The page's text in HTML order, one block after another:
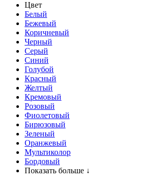
Цвет
Белый
Бежевый
Коричневый
Черный
Серый
Синий
Голубой
Красный
Желтый
Кремовый
Розовый
Фиолетовый
Бирюзовый
Зеленый
Оранжевый
Мультиколор
Бордовый
Показать больше ↓